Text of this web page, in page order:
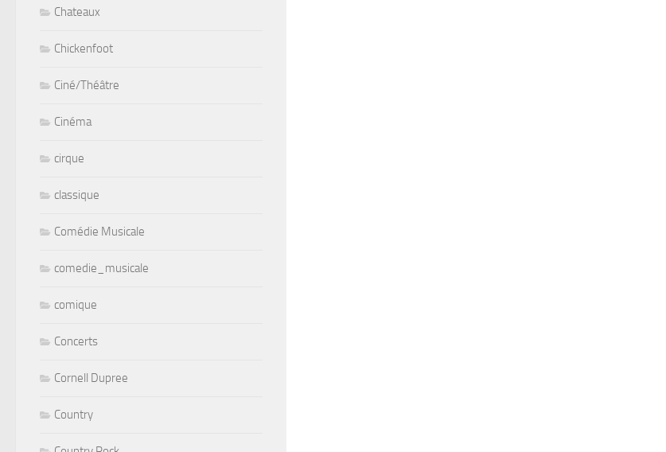
Chateaux
Chickenfoot
Ciné/Théâtre
Cinéma
cirque
classique
Comédie Musicale
comedie_musicale
comique
Concerts
Cornell Dupree
Country